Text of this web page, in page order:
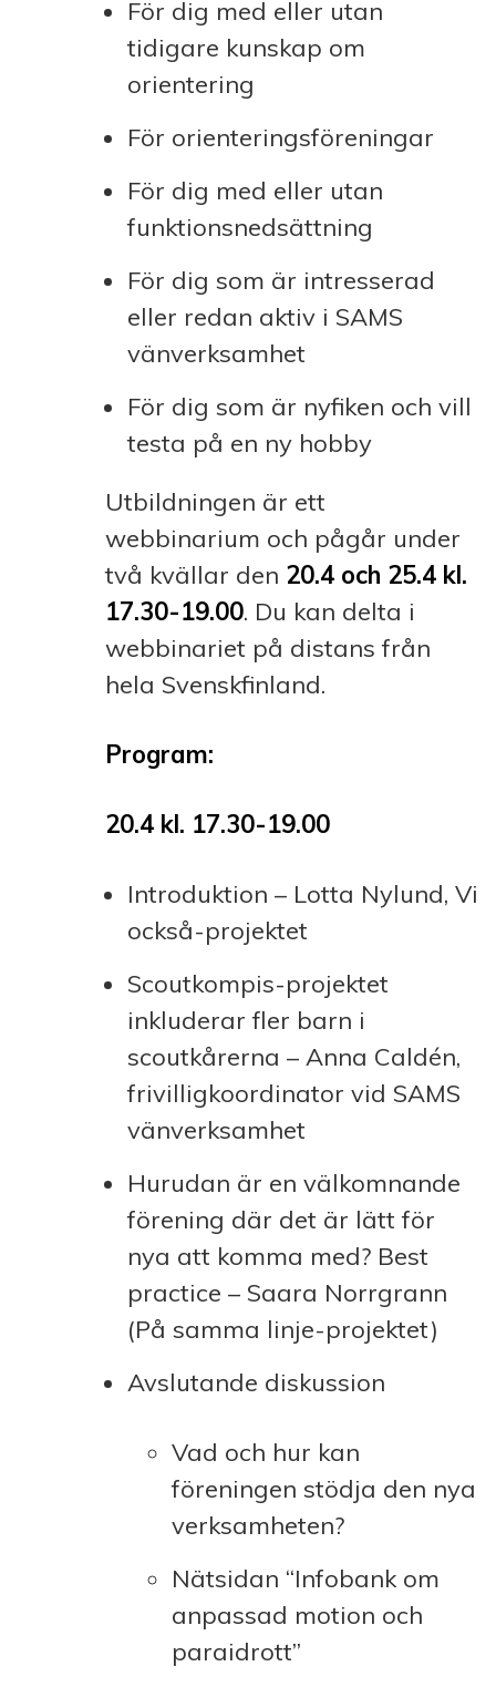
För dig med eller utan
tidigare kunskap om
orientering
För orienteringsföreningar
För dig med eller utan
funktionsnedsättning
För dig som är intresserad
eller redan aktiv i SAMS
vänverksamhet
För dig som är nyfiken och vill
testa på en ny hobby
Utbildningen är ett
webbinarium och pågår under
två kvällar den 20.4 och 25.4 kl.
17.30-19.00. Du kan delta i
webbinariet på distans från
hela Svenskfinland.
Program:
20.4 kl. 17.30-19.00
Introduktion – Lotta Nylund, Vi
också-projektet
Scoutkompis-projektet
inkluderar fler barn i
scoutkårerna – Anna Caldén,
frivilligkoordinator vid SAMS
vänverksamhet
Hurudan är en välkomnande
förening där det är lätt för
nya att komma med? Best
practice – Saara Norrgrann
(På samma linje-projektet)
Avslutande diskussion
Vad och hur kan
föreningen stödja den nya
verksamheten?
Nätsidan “Infobank om
anpassad motion och
paraidrott”